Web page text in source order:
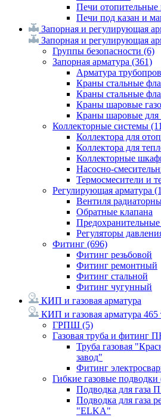
Печи
Печи под казан и
Запорная и регулирующая
Запорная и регулирующая
Группы безопасности (6)
Запорная арматура (361)
Арматура
Краны стальные
Краны стальные
Краны шаровые
Краны шаровые для
Коллекторные системы
Коллектора для
Коллектора для
Коллекторные
Насосно-
Термосмесители и
Регулирующая арматура
Вентиля
Обратные клапана
Предохранительные
Регуляторы
Фитинг (696)
Фитинг резьбовой
Фитинг ремонтный
Фитинг стальной
Фитинг чугунный
КИП и газовая арматура
КИП и газовая арматура 465
ГРПШ (5)
Газовая труба и фитинг
Труба газовая
завод"
Фитинг
Гибкие газовые подводки
Подводка для
Подводка для газа
"ELKA"